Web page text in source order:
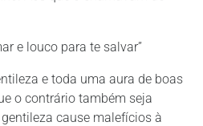
e louco para te salvar”
e toda uma aura de boas
o contrário também seja
cause malefícios à